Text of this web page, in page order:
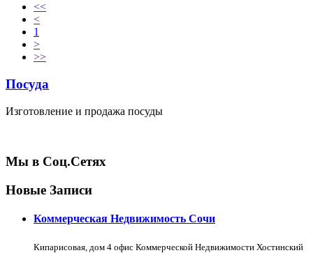
<<
<
1
>
>>
Посуда
Изготовление и продажа посуды
Мы в Соц.Сетях
Новые Записи
Коммерческая Недвижимость Сочи
Кипарисовая, дом 4 офис Коммерческой Недвижимости Хостинский